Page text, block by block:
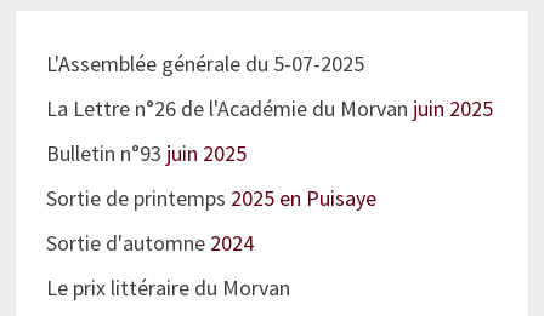
L'Assemblée générale du 5-07-2025
La Lettre n°26 de l'Académie du Morvan juin 2025
Bulletin n°93 juin 2025
Sortie de printemps 2025 en Puisaye
Sortie d'automne2024
Le prix littéraire du Morvan